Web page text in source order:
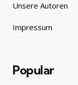
Unsere Autoren
Impressum
Popular